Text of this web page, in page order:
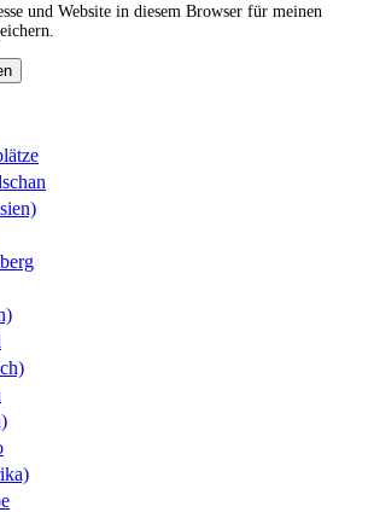
und Website in diesem Browser für meinen